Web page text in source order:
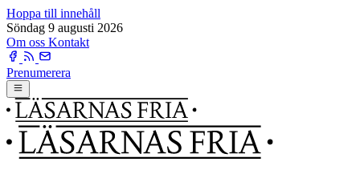
Hoppa till innehåll
Söndag 9 augusti 2026
Om oss Kontakt
Prenumerera